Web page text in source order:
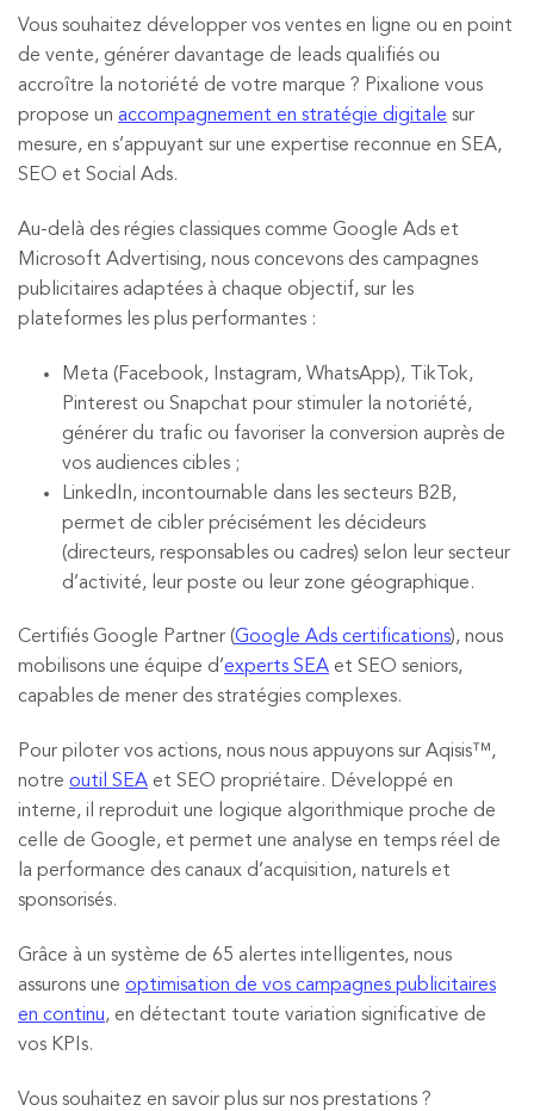
Vous souhaitez développer vos ventes en ligne ou en point
de vente, générer davantage de leads qualifiés ou
accroître la notoriété de votre marque ? Pixalione vous
propose un accompagnement en stratégie digitale sur
mesure, en s’appuyant sur une expertise reconnue en SEA,
SEO et Social Ads.
Au-delà des régies classiques comme Google Ads et
Microsoft Advertising, nous concevons des campagnes
publicitaires adaptées à chaque objectif, sur les
plateformes les plus performantes :
Meta (Facebook, Instagram, WhatsApp), TikTok,
Pinterest ou Snapchat pour stimuler la notoriété,
générer du trafic ou favoriser la conversion auprès de
vos audiences cibles ;
LinkedIn, incontournable dans les secteurs B2B,
permet de cibler précisément les décideurs
(directeurs, responsables ou cadres) selon leur secteur
d’activité, leur poste ou leur zone géographique.
Certifiés Google Partner (Google Ads certifications), nous
mobilisons une équipe d’experts SEA et SEO seniors,
capables de mener des stratégies complexes.
Pour piloter vos actions, nous nous appuyons sur Aqisis™,
notre outil SEA et SEO propriétaire. Développé en
interne, il reproduit une logique algorithmique proche de
celle de Google, et permet une analyse en temps réel de
la performance des canaux d’acquisition, naturels et
sponsorisés.
Grâce à un système de 65 alertes intelligentes, nous
assurons une optimisation de vos campagnes publicitaires
en continu, en détectant toute variation significative de
vos KPIs.
Vous souhaitez en savoir plus sur nos prestations ?